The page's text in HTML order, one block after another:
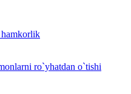
ro`yhatdan o`tishi